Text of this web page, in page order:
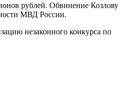
рублей. Обвинение Козлову
МВД России.
незаконного конкурса по